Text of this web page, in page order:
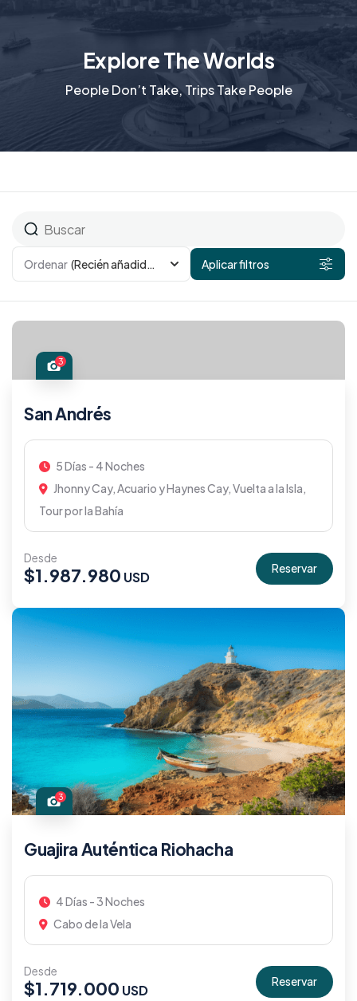
Explore The Worlds
People Don’t Take, Trips Take People
Ordenar (Recién añadidos) Aplicar filtros
3
San Andrés
5 Días - 4 Noches
Jhonny Cay, Acuario y Haynes Cay, Vuelta a la Isla,
Tour por la Bahía
Desde
$1.987.980 Reservar
3
Guajira Auténtica Riohacha
4 Días - 3 Noches
Cabo de la Vela
Desde
$1.719.000 Reservar